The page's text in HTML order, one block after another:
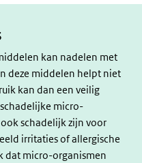
kan nadelen met
deze middelen helpt niet
kan dan een veilig
micro-
schadelijk zijn voor
irritaties of allergische
dat micro-organismen